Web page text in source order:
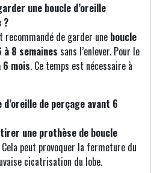
une boucle d’oreille
?
recommandé de garder une boucle
à 8 semaines sans l’enlever. Pour le
6 mois. Ce temps est nécessaire à
de perçage avant 6
une prothèse de boucle
Cela peut provoquer la fermeture du
cicatrisation du lobe.